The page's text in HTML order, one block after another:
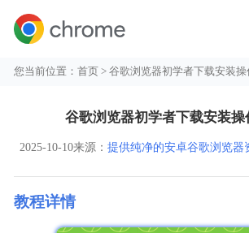
您当前位置：首页 > 谷歌浏览器初学者下载安装操
谷歌浏览器初学者下载安装操
2025-10-10来源： 提供纯净的安卓谷歌浏览器
教程详情